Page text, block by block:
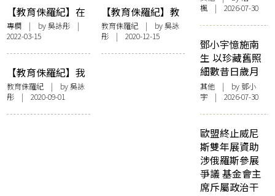
【教育侏羅紀】在
網絡的另一端，你
還好嗎？——寫給
與我網上補習的學
生
專欄 | by吳詠彤 |
2022-03-15
【教育侏羅紀】教
理科生讀文學
教育侏羅紀| by吳詠
彤| 2020-12-15
【教育侏羅紀】我
只能給你這麼匆匆
的一小時——給正
在邊緣掙扎的學生
教育侏羅紀 | by吳詠
彤 | 2020-09-01
楓 | 2026-07-30
鄧小宇憶施南
生 以珍藏舊照
細數昔日歲月
其他 | by 鄧小
宇 | 2026-07-30
歐盟終止威尼
斯雙年展資助
涉俄羅斯參展
爭議 基金會主
席斥屬政治干